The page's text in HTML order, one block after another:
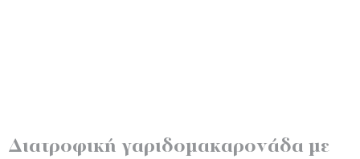
Διατροφική γαριδομακαρονάδα με